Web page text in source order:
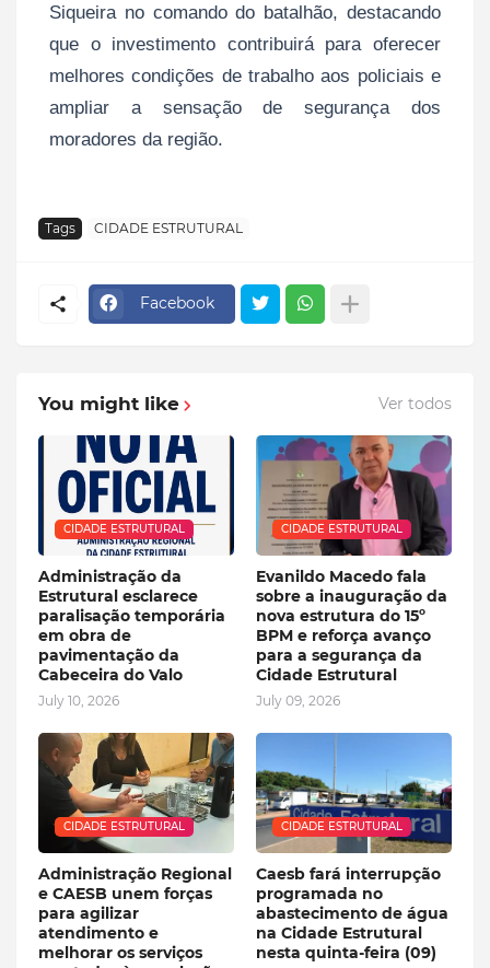
Siqueira no comando do batalhão, destacando
que o investimento contribuirá para oferecer
melhores condições de trabalho aos policiais e
ampliar a sensação de segurança dos
moradores da região.
Tags CIDADE ESTRUTURAL
Facebook
You might like Ver todos
CIDADE ESTRUTURAL
Administração da
Estrutural esclarece
paralisação temporária
em obra de
pavimentação da
Cabeceira do Valo
July 10, 2026
CIDADE ESTRUTURAL
Evanildo Macedo fala
sobre a inauguração da
nova estrutura do 15º
BPM e reforça avanço
para a segurança da
Cidade Estrutural
July 09, 2026
CIDADE ESTRUTURAL
Administração Regional
e CAESB unem forças
para agilizar
atendimento e
melhorar os serviços
CIDADE ESTRUTURAL
Caesb fará interrupção
programada no
abastecimento de água
na Cidade Estrutural
nesta quinta-feira (09)